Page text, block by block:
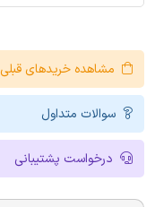
مشاهده خریدهای قبلی
سوالات متداول
درخواست پشتیبانی